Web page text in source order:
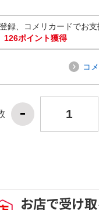
録、コメリカードでお
126ポイント獲得
コ
お店で受け